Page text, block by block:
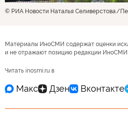
© РИА Новости Наталья Селиверстова
Материалы ИноСМИ содержат оценки
и не отражают позицию редакции ИноСМИ
Читать inosmi.ru в